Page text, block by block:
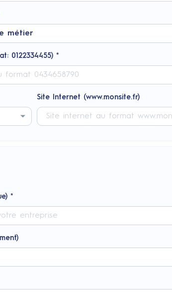
0122334455) *
Site Internet (www.monsite.fr)
*